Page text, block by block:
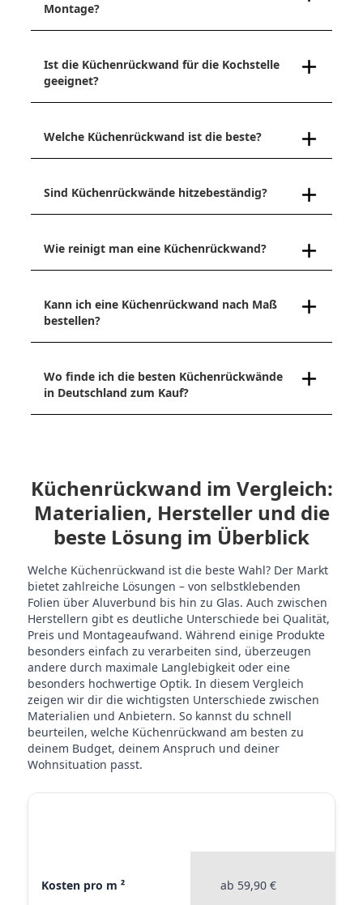
Montage?
Ist die Küchenrückwand für die Kochstelle
geeignet?
Welche Küchenrückwand ist die beste?
Sind Küchenrückwände hitzebeständig?
Wie reinigt man eine Küchenrückwand?
Kann ich eine Küchenrückwand nach Maß
bestellen?
Wo finde ich die besten Küchenrückwände
in Deutschland zum Kauf?
Küchenrückwand im Vergleich:
Materialien, Hersteller und die
beste Lösung im Überblick
Welche Küchenrückwand ist die beste Wahl? Der Markt
bietet zahlreiche Lösungen – von selbstklebenden
Folien über Aluverbund bis hin zu Glas. Auch zwischen
Herstellern gibt es deutliche Unterschiede bei Qualität,
Preis und Montageaufwand. Während einige Produkte
besonders einfach zu verarbeiten sind, überzeugen
andere durch maximale Langlebigkeit oder eine
besonders hochwertige Optik. In diesem Vergleich
zeigen wir dir die wichtigsten Unterschiede zwischen
Materialien und Anbietern. So kannst du schnell
beurteilen, welche Küchenrückwand am besten zu
deinem Budget, deinem Anspruch und deiner
Wohnsituation passt.
Kosten pro m ² ab 59,90 €